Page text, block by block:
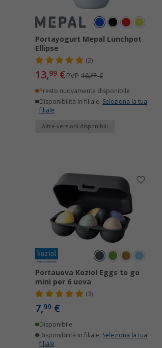
Portayogurt Mepal Lunchpot
Ellipse
(2)
13,99 €PVP16,99€
Presto nuovamente disponibile
Disponibilità in filiale: Seleziona la tua
filiale
Altre versioni disponibili
Portauova Koziol Eggs to go
mini per 6 uova
(3)
7,99 €
Disponibile
Disponibilità in filiale: Seleziona la tua
filiale